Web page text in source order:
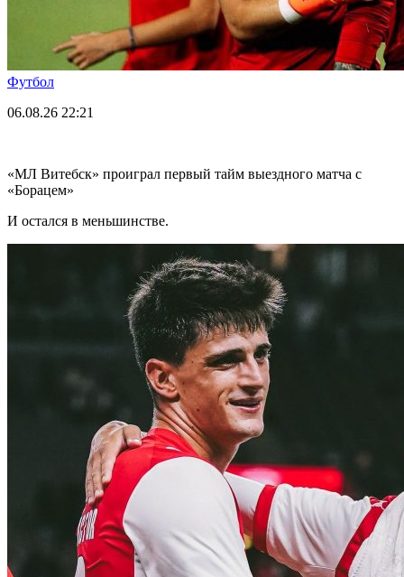
Футбол
06.08.26 22:21
«МЛ Витебск» проиграл первый тайм выездного матча с
«Борацем»
И остался в меньшинстве.